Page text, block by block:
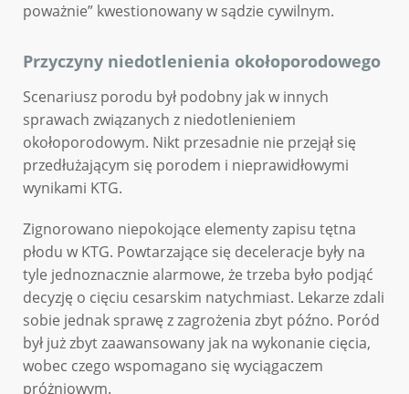
poważnie” kwestionowany w sądzie cywilnym.
Przyczyny niedotlenienia okołoporodowego
Scenariusz porodu był podobny jak w innych
sprawach związanych z niedotlenieniem
okołoporodowym. Nikt przesadnie nie przejął się
przedłużającym się porodem i nieprawidłowymi
wynikami KTG.
Zignorowano niepokojące elementy zapisu tętna
płodu w KTG. Powtarzające się deceleracje były na
tyle jednoznacznie alarmowe, że trzeba było podjąć
decyzję o cięciu cesarskim natychmiast. Lekarze zdali
sobie jednak sprawę z zagrożenia zbyt późno. Poród
był już zbyt zaawansowany jak na wykonanie cięcia,
wobec czego wspomagano się wyciągaczem
próżniowym.